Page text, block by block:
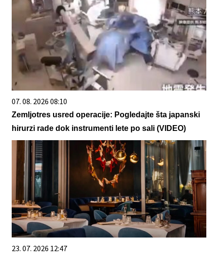
07. 08. 2026 08:10
Zemljotres usred operacije: Pogledajte šta japanski
hirurzi rade dok instrumenti lete po sali (VIDEO)
23. 07. 2026 12:47